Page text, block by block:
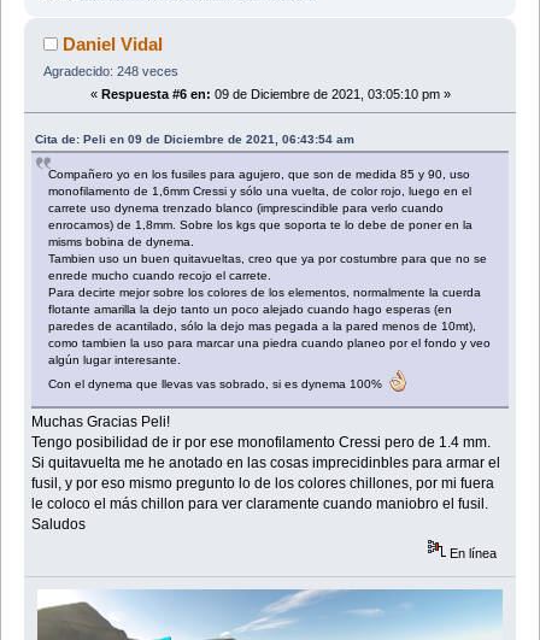
Daniel Vidal
Agradecido: 248 veces
« Respuesta #6 en: 09 de Diciembre de 2021, 03:05:10 pm »
Cita de: Peli en 09 de Diciembre de 2021, 06:43:54 am
Compañero yo en los fusiles para agujero, que son de medida 85 y 90, uso
monofilamento de 1,6mm Cressi y sólo una vuelta, de color rojo, luego en el
carrete uso dynema trenzado blanco (imprescindible para verlo cuando
enrocamos) de 1,8mm. Sobre los kgs que soporta te lo debe de poner en la
misms bobina de dynema.
Tambien uso un buen quitavueltas, creo que ya por costumbre para que no se
enrede mucho cuando recojo el carrete.
Para decirte mejor sobre los colores de los elementos, normalmente la cuerda
flotante amarilla la dejo tanto un poco alejado cuando hago esperas (en
paredes de acantilado, sólo la dejo mas pegada a la pared menos de 10mt),
como tambien la uso para marcar una piedra cuando planeo por el fondo y veo
algún lugar interesante.
Con el dynema que llevas vas sobrado, si es dynema 100%
Muchas Gracias Peli!
Tengo posibilidad de ir por ese monofilamento Cressi pero de 1.4 mm.
Si quitavuelta me he anotado en las cosas imprecidinbles para armar el
fusil, y por eso mismo pregunto lo de los colores chillones, por mi fuera
le coloco el más chillon para ver claramente cuando maniobro el fusil.
Saludos
En línea